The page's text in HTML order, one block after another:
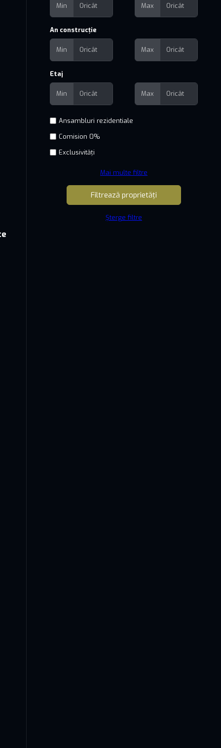
Min Max
An construcție
Min Max
Etaj
Min Max
Comision 0%
Exclusivități
Mai multe filtre
Șterge filtre